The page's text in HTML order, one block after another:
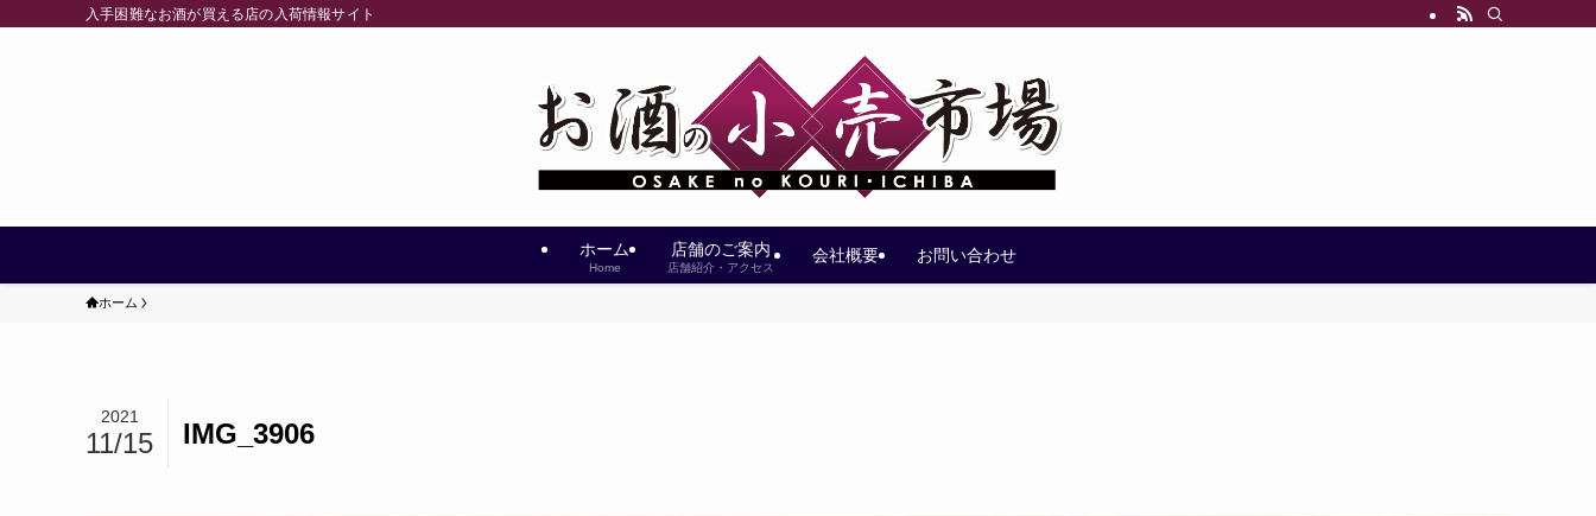
入手困難なお酒が買える店の入荷情報サイト
ホーム
Home
店舗のご案内
店舗紹介・アクセス
会社概要 お問い合わせ
ホーム
IMG_3906
2021
11/15